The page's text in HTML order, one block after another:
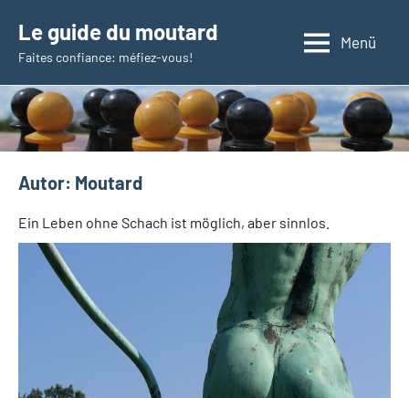
Inhalt
springen
Le guide du moutard
Faites confiance: méfiez-vous!
Menü
Autor: Moutard
Ein Leben ohne Schach ist möglich, aber sinnlos.